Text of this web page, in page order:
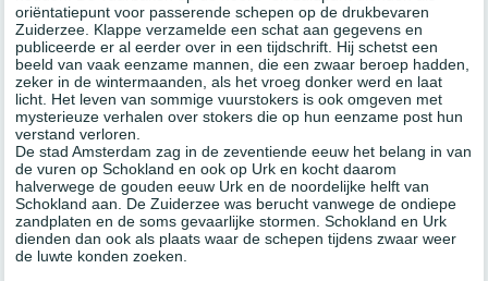
oriëntatiepunt voor passerende schepen op de drukbevaren
Zuiderzee. Klappe verzamelde een schat aan gegevens en
publiceerde er al eerder over in een tijdschrift. Hij schetst een
beeld van vaak eenzame mannen, die een zwaar beroep hadden,
zeker in de wintermaanden, als het vroeg donker werd en laat
licht. Het leven van sommige vuurstokers is ook omgeven met
mysterieuze verhalen over stokers die op hun eenzame post hun
verstand verloren.
De stad Amsterdam zag in de zeventiende eeuw het belang in van
de vuren op Schokland en ook op Urk en kocht daarom
halverwege de gouden eeuw Urk en de noordelijke helft van
Schokland aan. De Zuiderzee was berucht vanwege de ondiepe
zandplaten en de soms gevaarlijke stormen. Schokland en Urk
dienden dan ook als plaats waar de schepen tijdens zwaar weer
de luwte konden zoeken.